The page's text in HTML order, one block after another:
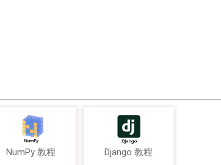
NumPy 教程 Django 教程